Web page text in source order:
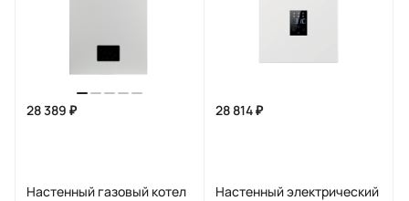
28 389 ₽
Настенный газовый котел
28 814 ₽
Настенный электрический